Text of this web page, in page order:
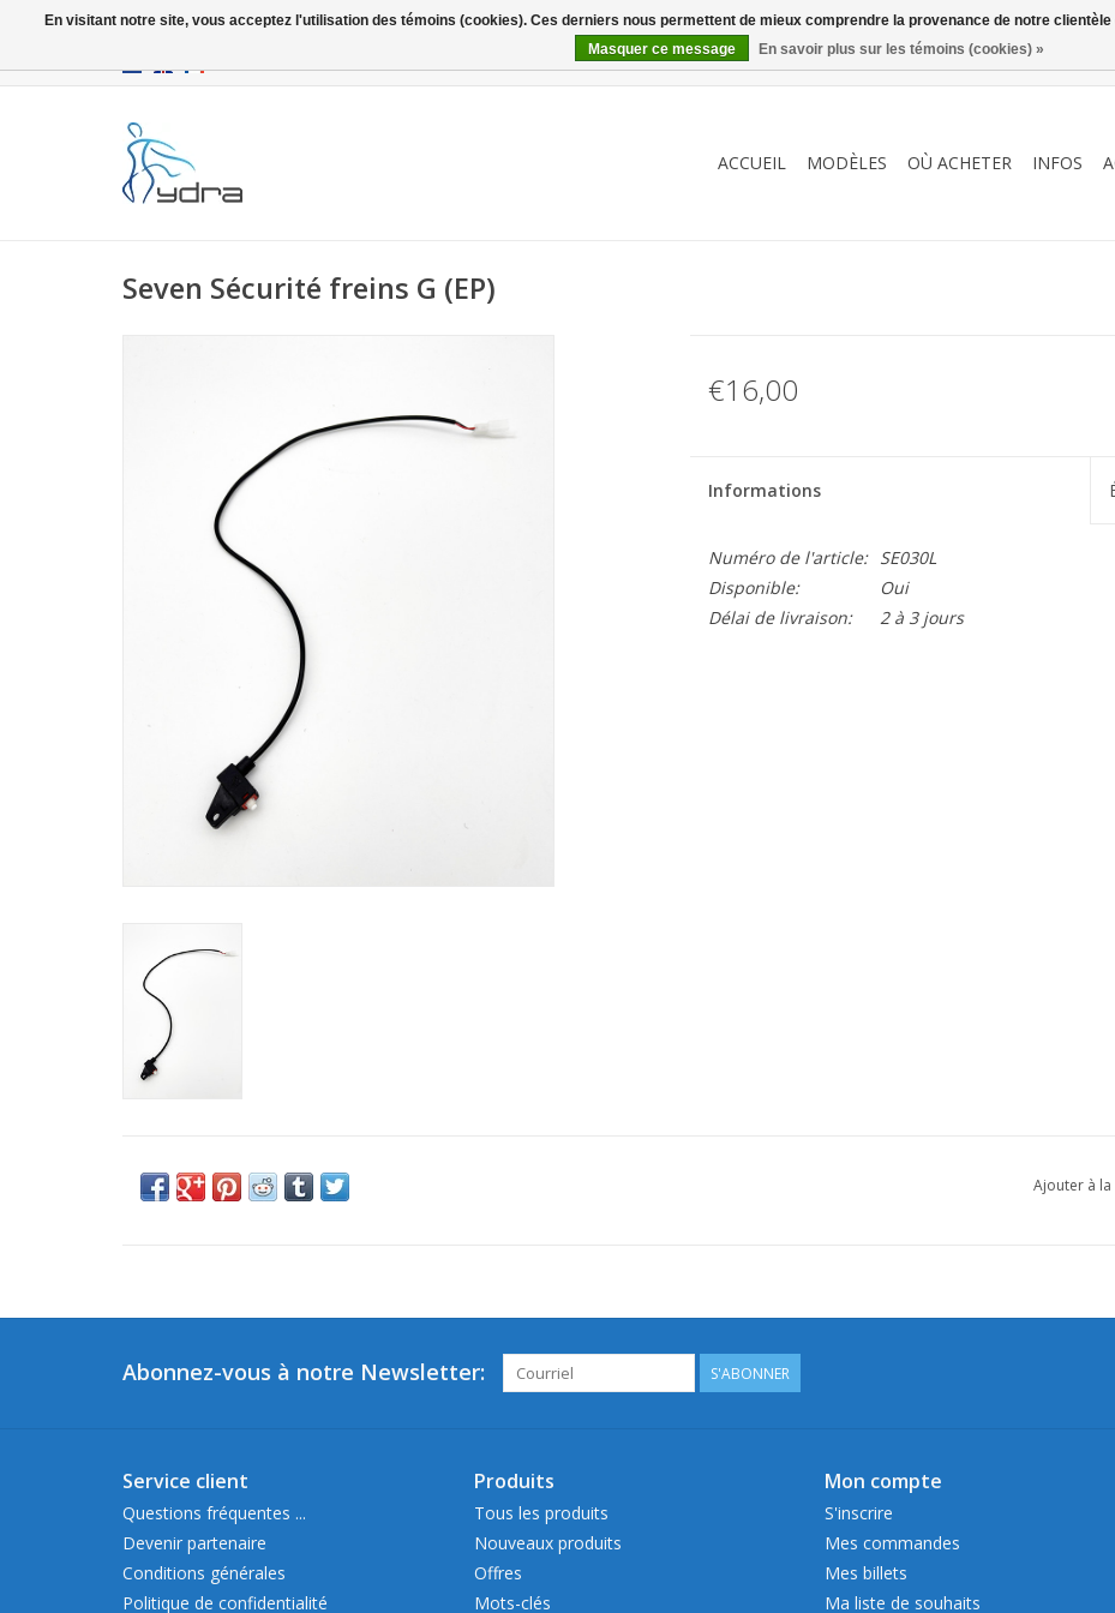
ACCUEIL MODÈLES OÙ ACHETER INFOS
Seven Sécurité freins G (EP)
€16,00
Informations
Numéro de l'article:
SE030L
Disponible:
Oui
Délai de livraison:
2 à 3 jours
Ajouter à
Abonnez-vous à notre Newsletter: S'ABONNER
Service client
Questions fréquentes ...
Devenir partenaire
Conditions générales
Politique de confidentialité
Produits
Tous les produits
Nouveaux produits
Offres
Mots-clés
Mon compte
S'inscrire
Mes commandes
Mes billets
Ma liste de souhaits
En visitant notre site, vous acceptez l'utilisation des témoins (cookies). Ces derniers nous permettent de mieux comprendre la provenance de notre
Masquer ce message
En savoir plus sur les témoins (cookies) »